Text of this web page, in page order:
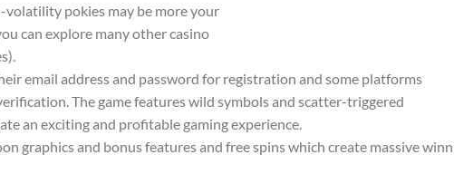
pokies may be more your
can explore many other casino
email address and password for registration and some platforms
The game features wild symbols and scatter-triggered
an exciting and profitable gaming experience.
graphics and bonus features and free spins which create massive